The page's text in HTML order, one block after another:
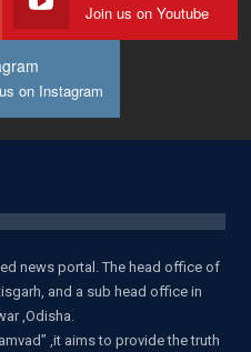
Join us on Youtube
on Instagram
news portal. The head office of
and a sub head office in
,Odisha.
,it aims to provide the truth